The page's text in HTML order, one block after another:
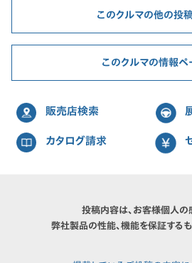
このクルマの他の投
このクルマの情報ペ
販売店検索
カタログ請求
投稿内容は、お客様個人の
弊社製品の性能、機能を保証する